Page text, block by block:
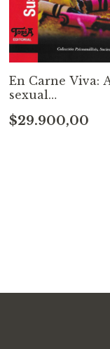
En Carne Viva:
sexual
Susana Toporosi
$29.900,00